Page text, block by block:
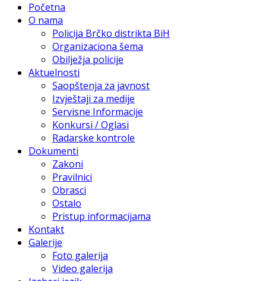
Početna
O nama
Policija Brčko distrikta BiH
Organizaciona šema
Obilježja policije
Aktuelnosti
Saopštenja za javnost
Izvještaji za medije
Servisne Informacije
Konkursi / Oglasi
Radarske kontrole
Dokumenti
Zakoni
Pravilnici
Obrasci
Ostalo
Pristup informacijama
Kontakt
Galerije
Foto galerija
Video galerija